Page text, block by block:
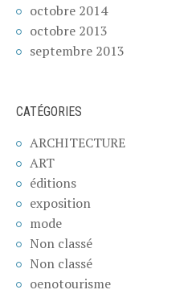
octobre 2014
octobre 2013
septembre 2013
CATÉGORIES
ARCHITECTURE
ART
éditions
exposition
mode
Non classé
Non classé
oenotourisme